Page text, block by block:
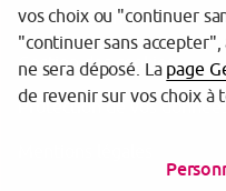
Espace sécurité
Gestion des cookies
Protection de vos
vos choix ou "continuer
"continuer sans
ne sera déposé. La page
de revenir sur vos choix à